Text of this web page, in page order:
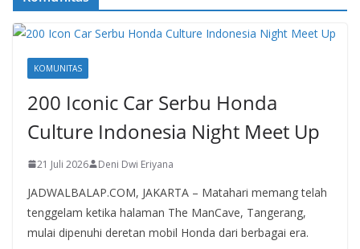
KOMUNITAS
200 Iconic Car Serbu Honda
Culture Indonesia Night Meet Up
21 Juli 2026 Deni Dwi Eriyana
JADWALBALAP.COM, JAKARTA – Matahari memang telah
tenggelam ketika halaman The ManCave, Tangerang,
mulai dipenuhi deretan mobil Honda dari berbagai era.